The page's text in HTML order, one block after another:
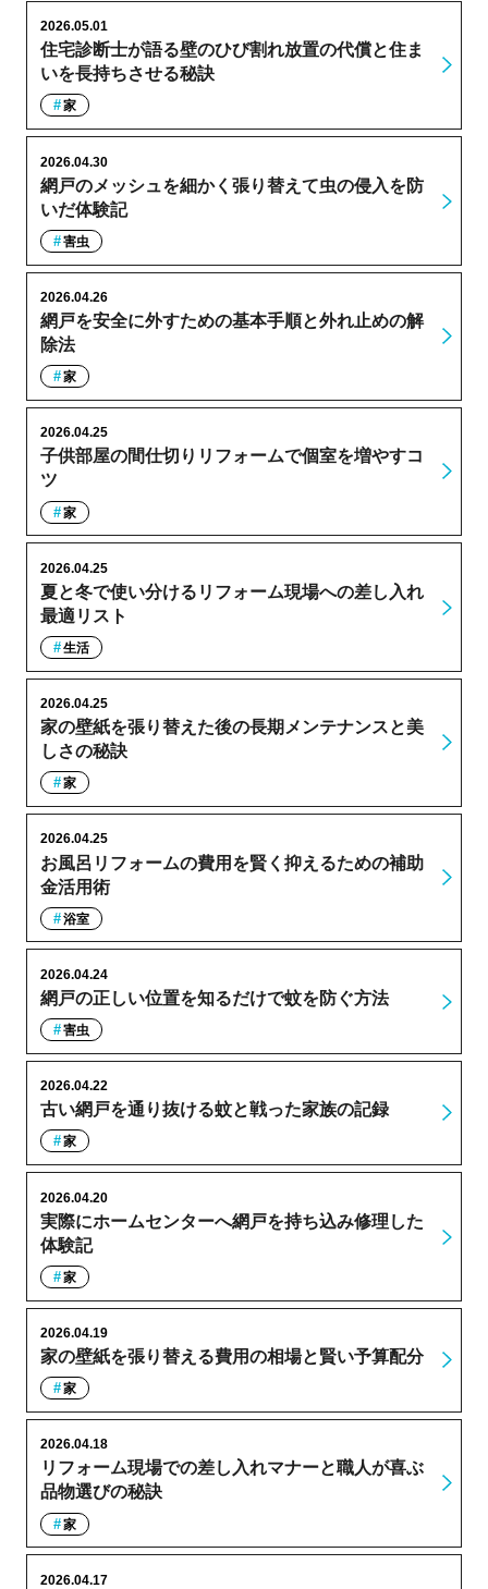
住宅診断士が語る壁のひび割れ放置の代償と住ま
いを長持ちさせる秘訣
2026.05.01
家
網戸のメッシュを細かく張り替えて虫の侵入を防
いだ体験記
2026.04.30
害虫
網戸を安全に外すための基本手順と外れ止めの解
除法
2026.04.26
家
子供部屋の間仕切りリフォームで個室を増やすコ
ツ
2026.04.25
家
夏と冬で使い分けるリフォーム現場への差し入れ
最適リスト
2026.04.25
生活
家の壁紙を張り替えた後の長期メンテナンスと美
しさの秘訣
2026.04.25
家
お風呂リフォームの費用を賢く抑えるための補助
金活用術
2026.04.25
浴室
網戸の正しい位置を知るだけで蚊を防ぐ方法
2026.04.24
害虫
古い網戸を通り抜ける蚊と戦った家族の記録
2026.04.22
家
実際にホームセンターへ網戸を持ち込み修理した
体験記
2026.04.20
家
家の壁紙を張り替える費用の相場と賢い予算配分
2026.04.19
家
リフォーム現場での差し入れマナーと職人が喜ぶ
品物選びの秘訣
2026.04.18
家
2026.04.17